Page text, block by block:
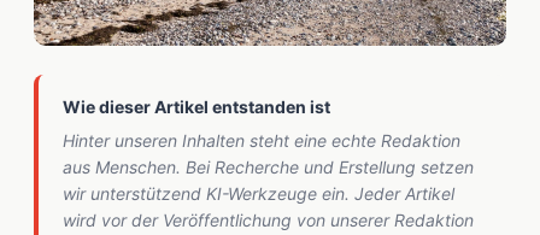
Wie dieser Artikel entstanden ist
Hinter unseren Inhalten steht eine echte Redaktion
aus Menschen. Bei Recherche und Erstellung setzen
wir unterstützend KI-Werkzeuge ein. Jeder Artikel
wird vor der Veröffentlichung von unserer Redaktion